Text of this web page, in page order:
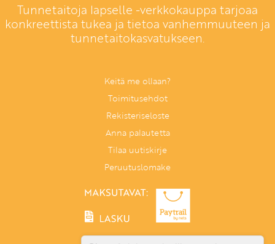
Tunnetaitoja lapselle -verkkokauppa tarjoaa
konkreettista tukea ja tietoa vanhemmuuteen ja
tunnetaitokasvatukseen.
Keitä me ollaan?
Toimitusehdot
Rekisteriseloste
Anna palautetta
Tilaa uutiskirje
Peruutuslomake